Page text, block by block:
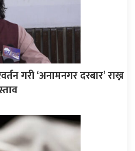
गरी ‘अनामनगर दरबार’ राख्न